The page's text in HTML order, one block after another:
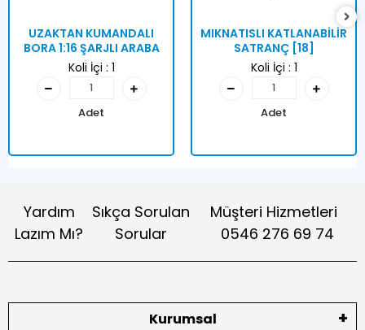
UZAKTAN KUMANDALI
BORA 1:16 ŞARJLI ARABA
Koli İçi : 1
Adet
MIKNATISLI KATLANABİLİR
SATRANÇ [18]
Koli İçi : 1
Adet
Yardım
Lazım Mı?
Sıkça Sorulan
Sorular
Müşteri Hizmetleri
0546 276 69 74
Kurumsal